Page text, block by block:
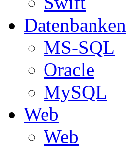
Datenbanken
MS-SQL
Oracle
MySQL
Web
Web